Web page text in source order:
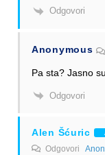
Odgovori
Anonymous
Pa sta? Jasno
Odgovori
Alen Šćuric
Odgovori